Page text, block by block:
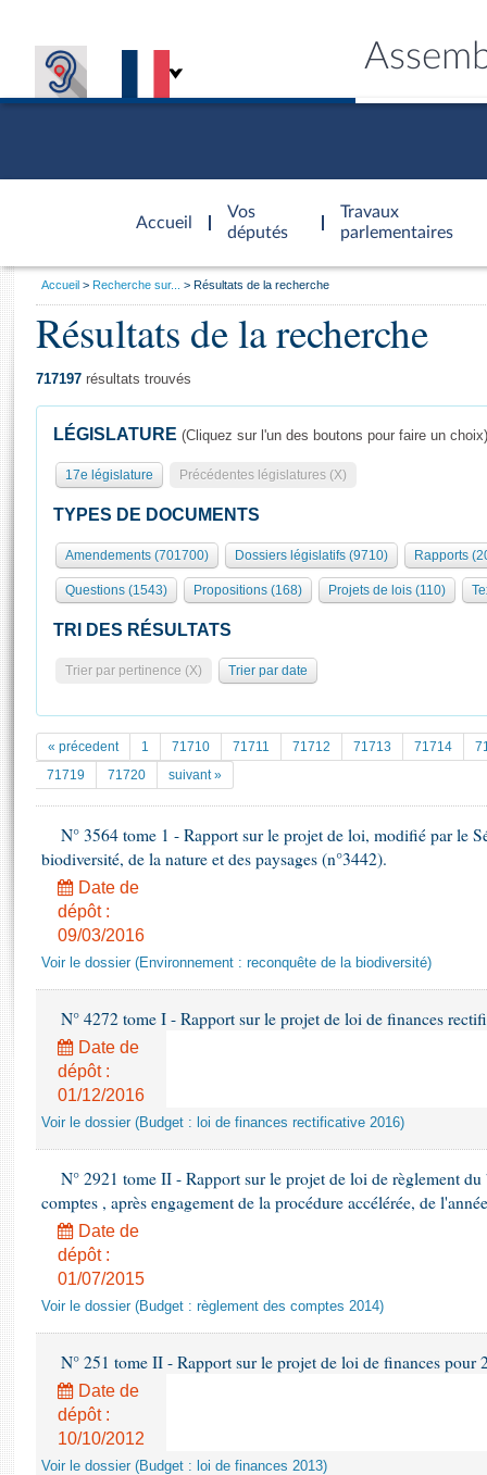
Accueil
d'accueil
Vos
députés
Travaux
parlementaires
Présidence
577 députés
Groupes politiques
Séance publique
Commissions et autres organes
Europe et International
Pétitions
Documents parlementaires
Projets de loi
Propositions de loi
Amendements
Textes adoptés
Rapports sur l'application des lois
Baromètre de l’application des lois
Dossiers législatifs
Budget et sécurité sociale
Questions écrites et orales
Comptes rendus des débats
Général
Rôle et pouvoirs de l'Assemblée
Organisation de l'Assemblée
Présidence Conférence des Présidents Bureau Collège des
Statistiques et chiffres clés
Documents de référence
( Constitution | Règlement de l'Assemblée ... )
Histoire
Juniors
Anciennes législatures
Liens vers les sites publics
Visiter l'Assemblée
Visite virtuelle du palais Bourbon
Assister à une séance
La Bibliothèque
Les archives
Contacts et plan d'accès
Photos libres de droit
Vous
Accueil Recherche sur... Résultats de la recherche
Résultats de la recherche
717197 résultats trouvés
LÉGISLATURE (Cliquez sur l'un des boutons pour faire un choix)
17e législature Précédentes législatures (X)
TYPES DE DOCUMENTS
Amendements (701700) Dossiers législatifs (9710) Rapports
Questions (1543) Propositions (168) Projets de lois (110)
TRI DES RÉSULTATS
Trier par pertinence (X) Trier par date
« précedent 1 71710 71711 71712 71713 71714
71719
71720 suivant »
N° 3564 tome 1 - Rapport sur le projet de loi, modifié par le
biodiversité, de la nature et des paysages (n°3442).
Date de
dépôt :
09/03/2016
Voir le dossier (Environnement : reconquête de la biodiversité)
N° 4272 tome I - Rapport sur le projet de loi de finances
Date de
dépôt :
01/12/2016
Voir le dossier (Budget : loi de finances rectificative 2016)
N° 2921 tome II - Rapport sur le projet de loi de règlement
comptes , après engagement de la procédure accélérée, de
Date de
dépôt :
01/07/2015
Voir le dossier (Budget : règlement des comptes 2014)
N° 251 tome II - Rapport sur le projet de loi de finances pour
Date de
dépôt :
10/10/2012
Voir le dossier (Budget : loi de finances 2013)